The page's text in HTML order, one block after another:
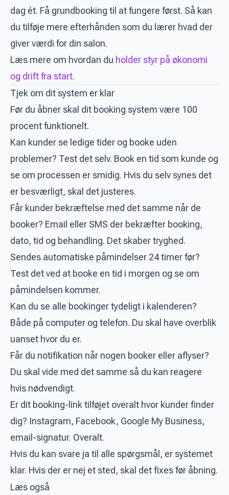
dag ét. Få grundbooking til at fungere først. Så kan
du tilføje mere efterhånden som du lærer hvad der
giver værdi for din salon.
Læs mere om hvordan du holder styr på økonomi
og drift fra start.
Tjek om dit system er klar
Før du åbner skal dit booking system være 100
procent funktionelt.
Kan kunder se ledige tider og booke uden
problemer? Test det selv. Book en tid som kunde og
se om processen er smidig. Hvis du selv synes det
er besværligt, skal det justeres.
Får kunder bekræftelse med det samme når de
booker? Email eller SMS der bekræfter booking,
dato, tid og behandling. Det skaber tryghed.
Sendes automatiske påmindelser 24 timer før?
Test det ved at booke en tid i morgen og se om
påmindelsen kommer.
Kan du se alle bookinger tydeligt i kalenderen?
Både på computer og telefon. Du skal have overblik
uanset hvor du er.
Får du notifikation når nogen booker eller aflyser?
Du skal vide med det samme så du kan reagere
hvis nødvendigt.
Er dit booking-link tilføjet overalt hvor kunder finder
dig? Instagram, Facebook, Google My Business,
email-signatur. Overalt.
Hvis du kan svare ja til alle spørgsmål, er systemet
klar. Hvis der er nej et sted, skal det fixes før åbning.
Læs også